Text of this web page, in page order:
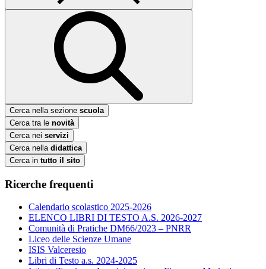
Cerca nella sezione scuola
Cerca tra le novità
Cerca nei servizi
Cerca nella didattica
Cerca in tutto il sito
Ricerche frequenti
Calendario scolastico 2025-2026
ELENCO LIBRI DI TESTO A.S. 2026-2027
Comunità di Pratiche DM66/2023 – PNRR
Liceo delle Scienze Umane
ISIS Valceresio
Libri di Testo a.s. 2024-2025